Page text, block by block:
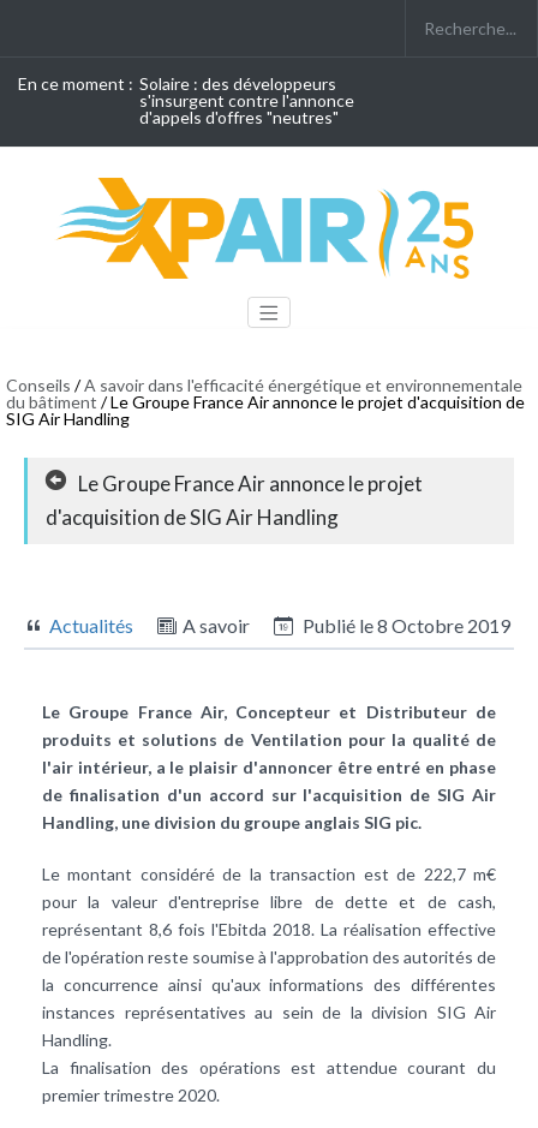
En ce moment : Solaire : des développeurs
s'insurgent contre l'annonce
d'appels d'offres "neutres"
Conseils /A savoir dans l'efficacité énergétique et environnementale
du bâtiment / Le Groupe France Air annonce le projet d'acquisition de
SIG Air Handling
Le Groupe France Air annonce le projet
d'acquisition de SIG Air Handling
Actualités A savoir Publié le8 Octobre 2019
Le Groupe France Air, Concepteur et Distributeur de
produits et solutions de Ventilation pour la qualité de
l'air intérieur, a le plaisir d'annoncer être entré en phase
de finalisation d'un accord sur l'acquisition de SIG Air
Handling, une division du groupe anglais SIG pic.
Le montant considéré de la transaction est de 222,7 m€
pour la valeur d'entreprise libre de dette et de cash,
représentant 8,6 fois l'Ebitda 2018. La réalisation effective
de l'opération reste soumise à l'approbation des autorités de
la concurrence ainsi qu'aux informations des différentes
instances représentatives au sein de la division SIG Air
Handling.
La finalisation des opérations est attendue courant du
premier trimestre 2020.